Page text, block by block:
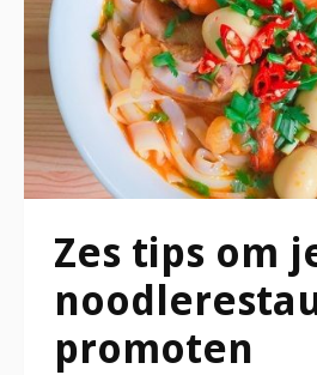
Zes tips om
promoten